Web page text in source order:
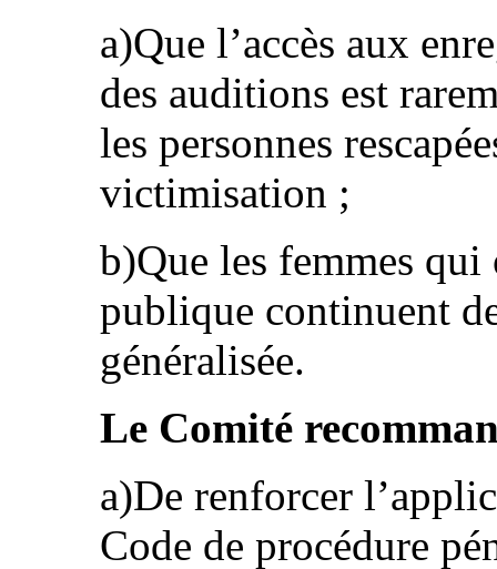
a)Que l’accès aux
des auditions est
les personnes
victimisation ;
b)Que les femmes qui
publique continuent
généralisée.
Le Comité
a)De renforcer
Code de procédure